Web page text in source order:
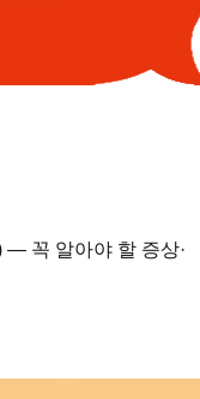
— 꼭 알아야 할 증상·